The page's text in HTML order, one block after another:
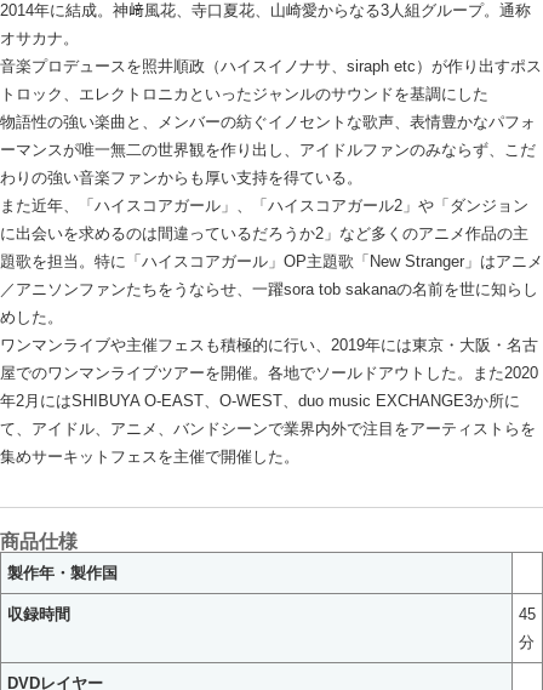
2014年に結成。神﨑風花、寺口夏花、山崎愛からなる3人組グループ。通称
オサカナ。
音楽プロデュースを照井順政（ハイスイノナサ、siraph etc）が作り出すポス
トロック、エレクトロニカといったジャンルのサウンドを基調にした
物語性の強い楽曲と、メンバーの紡ぐイノセントな歌声、表情豊かなパフォ
ーマンスが唯一無二の世界観を作り出し、アイドルファンのみならず、こだ
わりの強い音楽ファンからも厚い支持を得ている。
また近年、「ハイスコアガール」、「ハイスコアガール2」や「ダンジョン
に出会いを求めるのは間違っているだろうか2」など多くのアニメ作品の主
題歌を担当。特に「ハイスコアガール」OP主題歌「New Stranger」はアニメ
／アニソンファンたちをうならせ、一躍sora tob sakanaの名前を世に知らし
めした。
ワンマンライブや主催フェスも積極的に行い、2019年には東京・大阪・名古
屋でのワンマンライブツアーを開催。各地でソールドアウトした。また2020
年2月にはSHIBUYA O-EAST、O-WEST、duo music EXCHANGE3か所に
て、アイドル、アニメ、バンドシーンで業界内外で注目をアーティストらを
集めサーキットフェスを主催で開催した。
商品仕様
製作年・製作国
収録時間
45
分
DVDレイヤー